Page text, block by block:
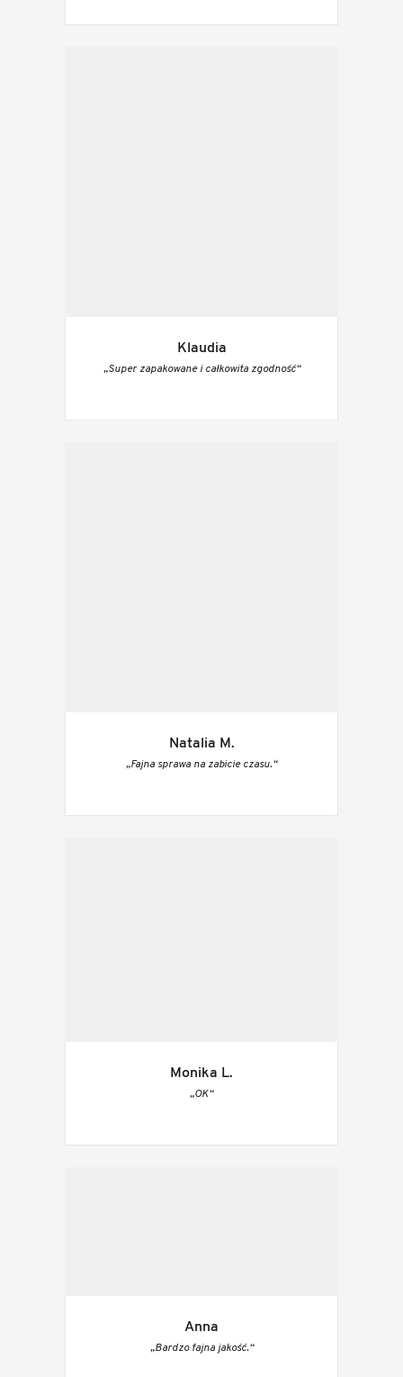
Klaudia
„Super zapakowane i całkowita zgodność“
Natalia M.
„Fajna sprawa na zabicie czasu.“
Monika L.
„OK“
Anna
„Bardzo fajna jakość.“